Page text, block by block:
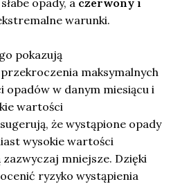
opady, a czerwony i
warunki.
pokazują
maksymalnych
w danym miesiącu i
wartości
że wystąpione opady
wysokie wartości
zazwyczaj mniejsze. Dzięki
ryzyko wystąpienia